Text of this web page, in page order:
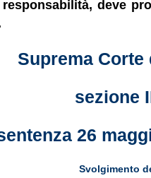
deve
Suprema Corte
sezione
26
Svolgimento